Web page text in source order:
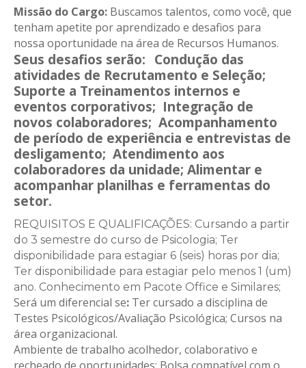
Missão do Cargo: Buscamos talentos, como você, que
tenham apetite por aprendizado e desafios para
nossa oportunidade na área de Recursos Humanos.
Seus desafios serão: Condução das
atividades de Recrutamento e Seleção;
Suporte a Treinamentos internos e
eventos corporativos; Integração de
novos colaboradores; Acompanhamento
de período de experiência e entrevistas de
desligamento; Atendimento aos
colaboradores da unidade; Alimentar e
acompanhar planilhas e ferramentas do
setor.
REQUISITOS E QUALIFICAÇÕES: Cursando a partir
do 3 semestre do curso de Psicologia; Ter
disponibilidade para estagiar 6 (seis) horas por dia;
Ter disponibilidade para estagiar pelo menos 1 (um)
ano. Conhecimento em Pacote Office e Similares;
Será um diferencial se: Ter cursado a disciplina de
Testes Psicológicos/Avaliação Psicológica; Cursos na
área organizacional.
Ambiente de trabalho acolhedor, colaborativo e